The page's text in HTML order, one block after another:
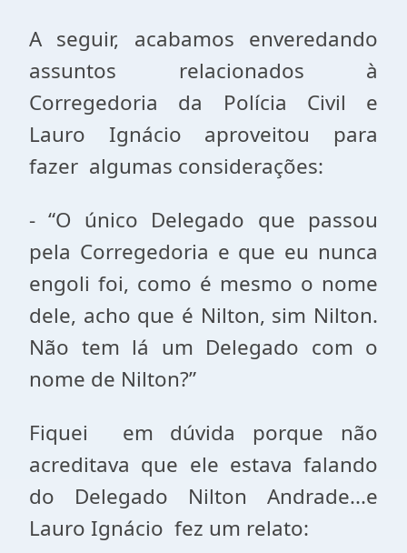
A seguir, acabamos enveredando
assuntos relacionados à
Corregedoria da Polícia Civil e
Lauro Ignácio aproveitou para
fazer algumas considerações:
- “O único Delegado que passou
pela Corregedoria e que eu nunca
engoli foi, como é mesmo o nome
dele, acho que é Nilton, sim Nilton.
Não tem lá um Delegado com o
nome de Nilton?”
Fiquei em dúvida porque não
acreditava que ele estava falando
do Delegado Nilton Andrade...e
Lauro Ignácio fez um relato: